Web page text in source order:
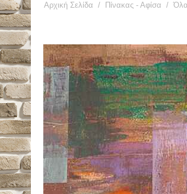
Αρχική Σελίδα / Πίνακας - Αφίσα /